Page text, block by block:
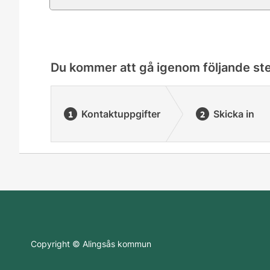
Du kommer att gå igenom följande
Kontaktuppgifter Skicka in
Copyright © Alingsås kommun